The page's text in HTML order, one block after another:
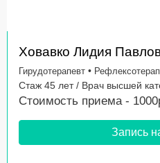
Ховавко Лидия
Гирудотерапевт •
Стаж 45 лет / Врач высшей
Стоимость приема -
Запись